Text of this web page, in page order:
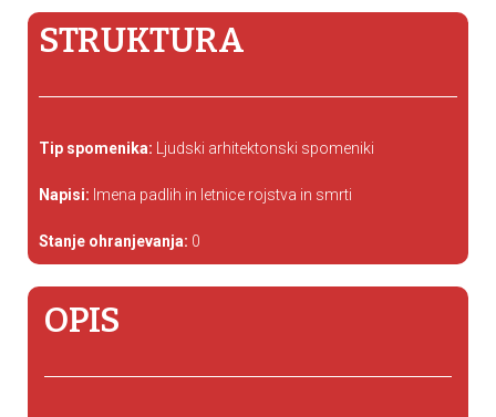
STRUKTURA
Tip spomenika: Ljudski arhitektonski spomeniki
Napisi: Imena padlih in letnice rojstva in smrti
Stanje ohranjevanja: 0
OPIS